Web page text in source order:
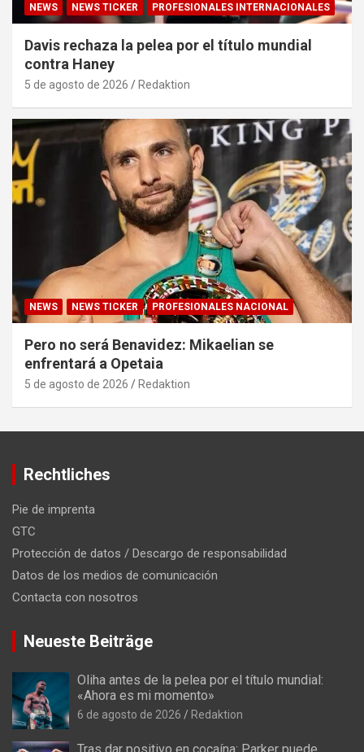
NEWS NEWS TICKER PROFESIONALES INTERNACIONALES
Davis rechaza la pelea por el título mundial
contra Haney
5 de agosto de 2026 Redaktion
NEWS NEWS TICKER PROFESIONALES NACIONAL
Pero no será Benavidez: Mikaelian se
enfrentará a Opetaia
5 de agosto de 2026 Redaktion
Rechtliches
Pie de imprenta
GTC
Protección de datos / Descargo de responsabilidad
Datos de los medios de comunicación
Contacta con nosotros
Neueste Beiträge
Oliha antes de la pelea por el título mundial:
«Ahora es mi momento»
6 de agosto de 2026 Redaktion
Tras dar positivo en cocaína: Parker puede